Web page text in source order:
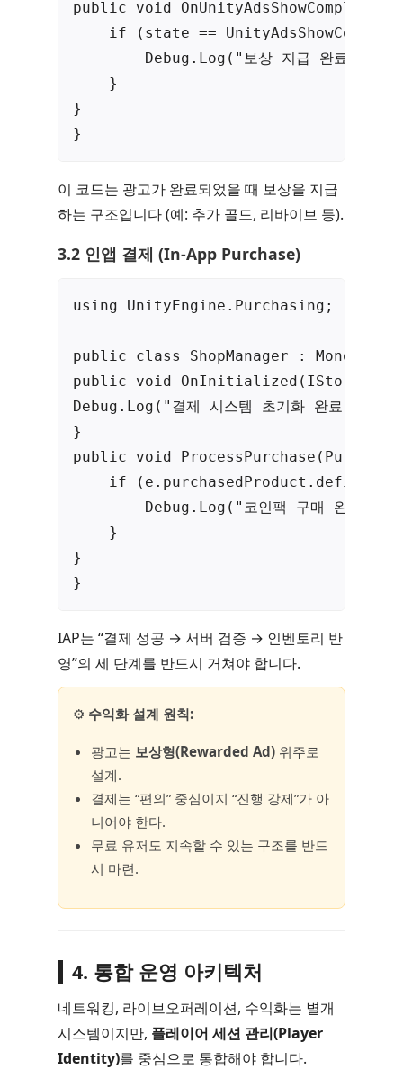
public void
if (state ==
        Debug.Log("보상 지급 완료!");
    }
}
}
이 코드는 광고가 완료되었을 때 보상을 지급
하는 구조입니다 (예: 추가 골드, 리바이브 등).
3.2 인앱 결제 (In-App Purchase)
using UnityEngine.Purchasing;
public class ShopManager :
public void
Debug.Log("결제 시스템 초기화 완료");
}
public void
if
        Debug.Log("코인팩 구매 완료!");
    }
}
}
IAP는 “결제 성공 → 서버 검증 → 인벤토리 반
영”의 세 단계를 반드시 거쳐야 합니다.
⚙️ 수익화 설계 원칙:
광고는 보상형(Rewarded Ad) 위주로
설계.
결제는 “편의” 중심이지 “진행 강제”가 아
니어야 한다.
무료 유저도 지속할 수 있는 구조를 반드
시 마련.
4. 통합 운영 아키텍처
네트워킹, 라이브오퍼레이션, 수익화는 별개
시스템이지만, 플레이어 세션 관리(Player
Identity)를 중심으로 통합해야 합니다.